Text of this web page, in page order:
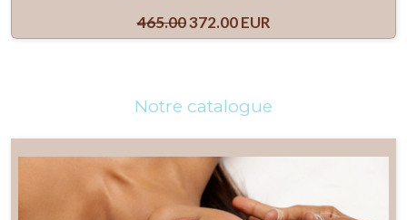
465.00372.00 EUR
Notre catalogue